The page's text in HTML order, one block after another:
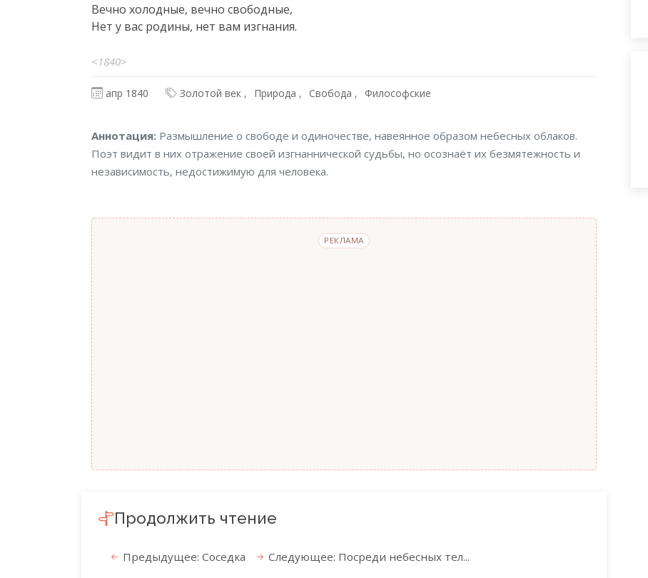
Вечно холодные, вечно свободные,
Нет у вас родины, нет вам изгнания.
<1840>
апр 1840 Золотой век Природа Свобода Философские
Аннотация
Аннотация: Размышление о свободе и одиночестве, навеянное образом небесных облаков.
Поэт видит в них отражение своей изгнаннической судьбы, но осознаёт их безмятежность и
независимость, недостижимую для человека.
РЕКЛАМА
Продолжить чтение
Предыдущее: Соседка Следующее: Посреди небесных тел...